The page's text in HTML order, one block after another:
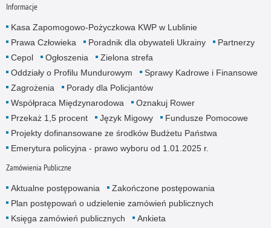
Informacje
Kasa Zapomogowo-Pożyczkowa KWP w Lublinie
Prawa Człowieka
Poradnik dla obywateli Ukrainy
Partnerzy
Cepol
Ogłoszenia
Zielona strefa
Oddziały o Profilu Mundurowym
Sprawy Kadrowe i Finansowe
Zagrożenia
Porady dla Policjantów
Współpraca Międzynarodowa
Oznakuj Rower
Przekaż 1,5 procent
Język Migowy
Fundusze Pomocowe
Projekty dofinansowane ze środków Budżetu Państwa
Emerytura policyjna - prawo wyboru od 1.01.2025 r.
Zamówienia Publiczne
Aktualne postępowania
Zakończone postępowania
Plan postępowań o udzielenie zamówień publicznych
Księga zamówień publicznych
Ankieta